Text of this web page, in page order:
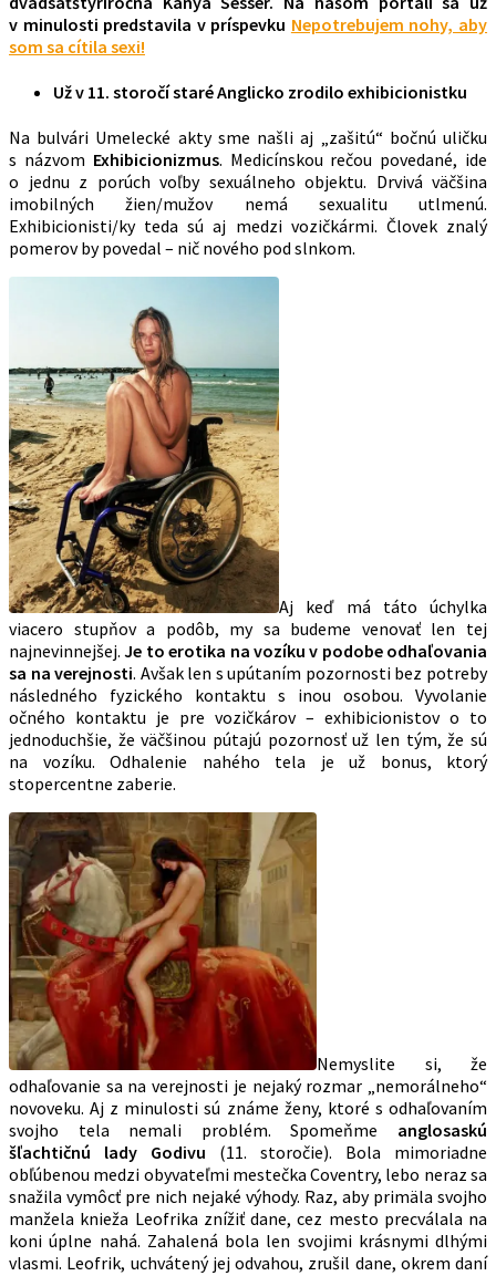
v minulosti predstavila v príspevku Nepotrebujem nohy, aby
som sa cítila sexi!
Už v 11. storočí staré Anglicko zrodilo exhibicionistku
Na bulvári Umelecké akty sme našli aj „zašitú“ bočnú uličku
s názvom Exhibicionizmus. Medicínskou rečou povedané, ide
o jednu z porúch voľby sexuálneho objektu. Drvivá väčšina
imobilných žien/mužov nemá sexualitu utlmenú.
Exhibicionisti/ky teda sú aj medzi vozičkármi. Človek znalý
pomerov by povedal – nič nového pod slnkom.
Aj keď má táto úchylka
viacero stupňov a podôb, my sa budeme venovať len tej
najnevinnejšej.Je to erotika na vozíku v podobe odhaľovania
sa na verejnosti. Avšak len s upútaním pozornosti bez potreby
následného fyzického kontaktu s inou osobou. Vyvolanie
očného kontaktu je pre vozičkárov – exhibicionistov o to
jednoduchšie, že väčšinou pútajú pozornosť už len tým, že sú
na vozíku. Odhalenie nahého tela je už bonus, ktorý
stopercentne zaberie.
Nemyslite si, že
odhaľovanie sa na verejnosti je nejaký rozmar „nemorálneho“
novoveku. Aj z minulosti sú známe ženy, ktoré s odhaľovaním
svojho tela nemali problém. Spomeňme anglosaskú
šľachtičnú lady Godivu (11. storočie). Bola mimoriadne
obľúbenou medzi obyvateľmi mestečka Coventry, lebo neraz sa
snažila vymôcť pre nich nejaké výhody. Raz, aby primäla svojho
manžela knieža Leofrika znížiť dane, cez mesto precválala na
koni úplne nahá. Zahalená bola len svojimi krásnymi dlhými
vlasmi. Leofrik, uchvátený jej odvahou, zrušil dane, okrem daní